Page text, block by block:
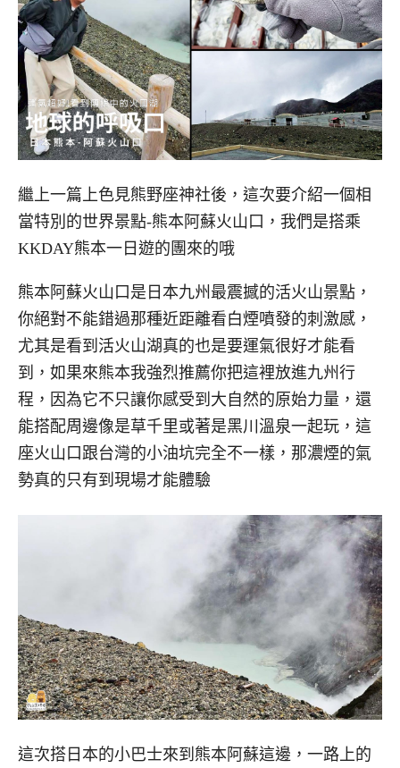
繼上一篇上色見熊野座神社後，這次要介紹一個相
當特別的世界景點-熊本阿蘇火山口，我們是搭乘
KKDAY熊本一日遊的團來的哦
熊本阿蘇火山口是日本九州最震撼的活火山景點，
你絕對不能錯過那種近距離看白煙噴發的刺激感，
尤其是看到活火山湖真的也是要運氣很好才能看
到，如果來熊本我強烈推薦你把這裡放進九州行
程，因為它不只讓你感受到大自然的原始力量，還
能搭配周邊像是草千里或著是黑川溫泉一起玩，這
座火山口跟台灣的小油坑完全不一樣，那濃煙的氣
勢真的只有到現場才能體驗
這次搭日本的小巴士來到熊本阿蘇這邊，一路上的